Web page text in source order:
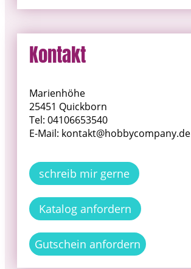
Kontakt
Marienhöhe
25451 Quickborn
Tel: 04106653540
E-Mail: kontakt@hobbycompany.de
schreib mir gerne
Katalog anfordern
Gutschein anfordern